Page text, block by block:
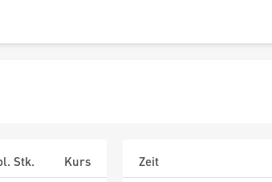
Stk.
Kurs
Zeit